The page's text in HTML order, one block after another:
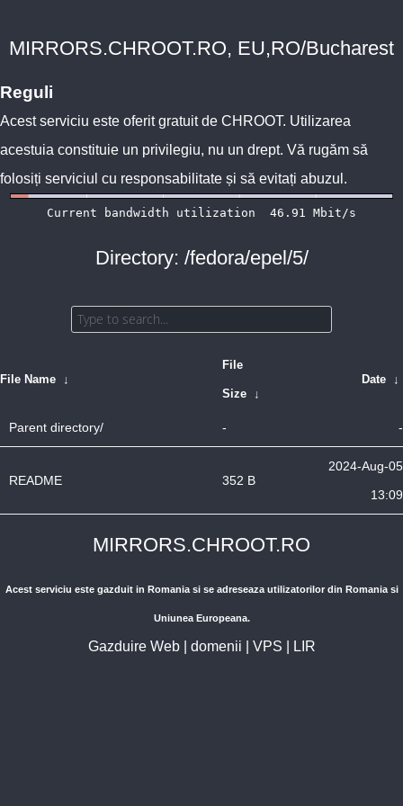
MIRRORS.CHROOT.RO, EU,RO/Bucharest
Reguli
Acest serviciu este oferit gratuit de CHROOT. Utilizarea
acestuia constituie un privilegiu, nu un drept. Vă rugăm să
folosiți serviciul cu responsabilitate și să evitați abuzul.
Directory: /fedora/epel/5/
File Name ↓
File
Size ↓
Date ↓
Parent directory/ - -
README 352 B
2024-Aug-05
13:09
MIRRORS.CHROOT.RO
Acest serviciu este gazduit in Romania si se adreseaza utilizatorilor din Romania si
Uniunea Europeana.
Gazduire Web| domenii VPS LIR